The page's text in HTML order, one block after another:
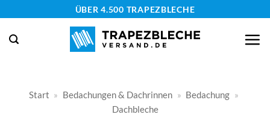
springen
ÜBER 4.500 TRAPEZBLECHE
Start » Bedachungen & Dachrinnen » Bedachung »
Dachbleche